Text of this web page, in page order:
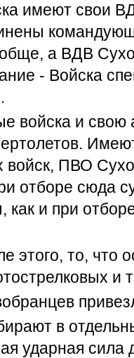
имеют свои
а ВДВ
- Войска
войска и свою
войск, ПВО
отборе сюда
как и при
этого, то, что
и
в
ударная